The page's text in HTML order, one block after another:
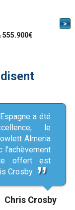
555.900€
>
a été
le
Almeria
l'achèvement
offert est
Crosby.
Chris Crosby